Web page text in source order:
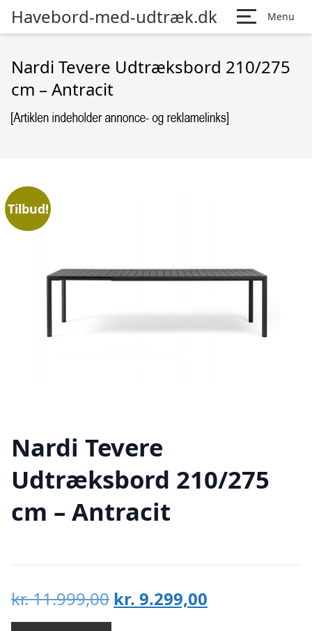
Havebord-med-udtræk.dk Menu
Nardi Tevere Udtræksbord 210/275
cm – Antracit
Tilbud!
Nardi Tevere
Udtræksbord 210/275
cm – Antracit
kr.11.999,00 Den
kr. 9.299,00